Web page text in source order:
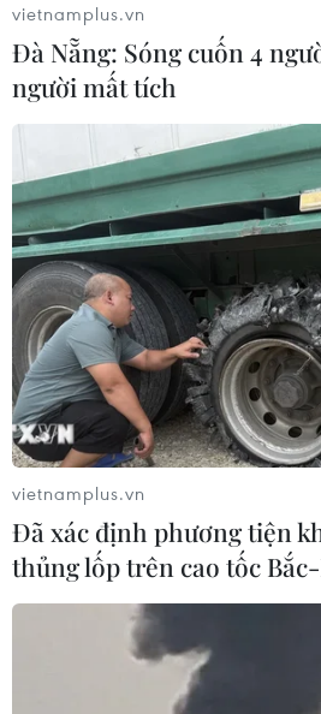
Tổng Biên tập: TRẦN TIẾN DUẨN
Phó Tổng Biên tập: NGUYỄN THỊ
THỦY
Sở hữu trí tuệ
Quy
RSS
Hỗ
Ngôn ngữ
Dịch vụ tin
Liên hệ
Giấy phép số: 1374/GP-BTTTT do Bộ
cấp ngày 11/9/2008.
Quảng cáo: Phó TBT Nguyễn Thị
vietnamplus.vn
Đà Nẵng: Sóng cuốn 4
người mất tích
vietnamplus.vn
Đã xác định phương tiện
thủng lốp trên cao tốc